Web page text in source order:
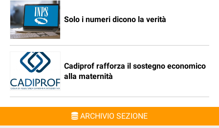
Solo i numeri dicono la verità
Cadiprof rafforza il sostegno economico
alla maternità
ARCHIVIO SEZIONE